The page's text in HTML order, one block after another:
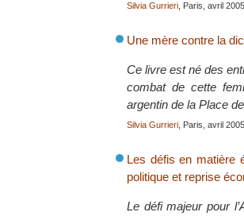
Silvia Gurrieri , Paris, avril 2005
Une mère contre la
Ce livre est né des
combat de cette
argentin de la Place
Silvia Gurrieri , Paris, avril 2005
Les défis en matière
politique et reprise
Le défi majeur pour